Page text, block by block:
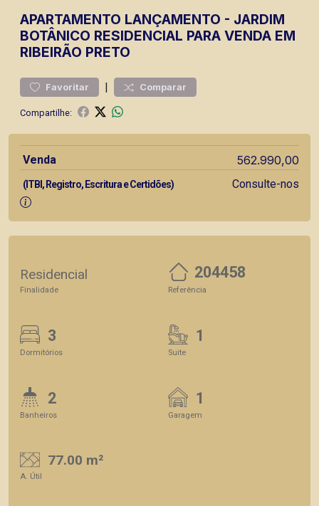
APARTAMENTO LANÇAMENTO - JARDIM
BOTÂNICO RESIDENCIAL PARA VENDA EM
RIBEIRÃO PRETO
Favoritar | Comparar
Compartilhe:
Venda 562.990,00
(ITBI, Registro, Escritura e Certidões) Consulte-nos
Residencial
Finalidade
204458
Referência
3
Dormitórios
1
Suite
2
Banheiros
1
Garagem
77.00 m²
A. Útil